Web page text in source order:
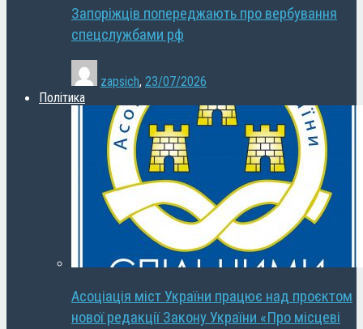
Запоріжців попереджають про вербування
спецслужбами рф
zapsich, 23/07/2026
Політика
Асоціація міст України працює над проєктом
нової редакції Закону України «Про місцеві